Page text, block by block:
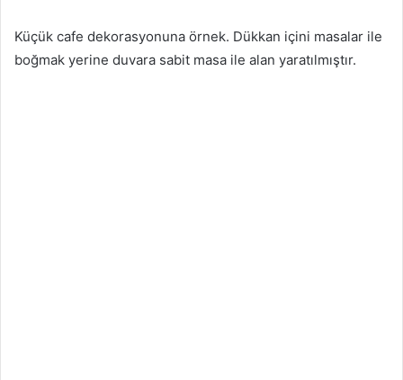
Küçük cafe dekorasyonuna örnek. Dükkan içini masalar ile
boğmak yerine duvara sabit masa ile alan yaratılmıştır.